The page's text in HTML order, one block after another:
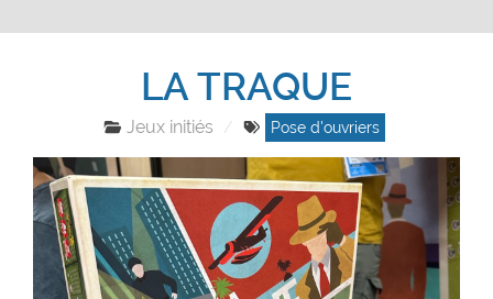
LA TRAQUE
Jeux initiés Pose d'ouvriers